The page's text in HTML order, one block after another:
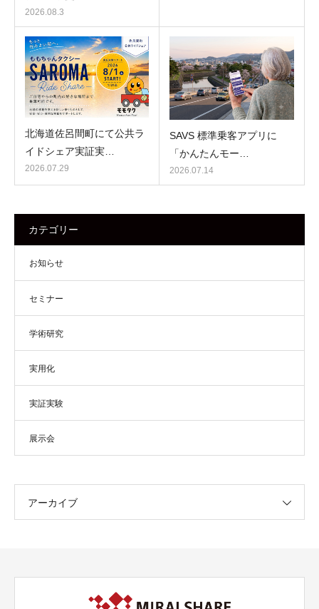
2026.08.3
北海道佐呂間町にて公共ラ
イドシェア実証実…
2026.07.29
SAVS 標準乗客アプリに
「かんたんモー…
2026.07.14
カテゴリー
お知らせ
セミナー
学術研究
実用化
実証実験
展示会
アーカイブ